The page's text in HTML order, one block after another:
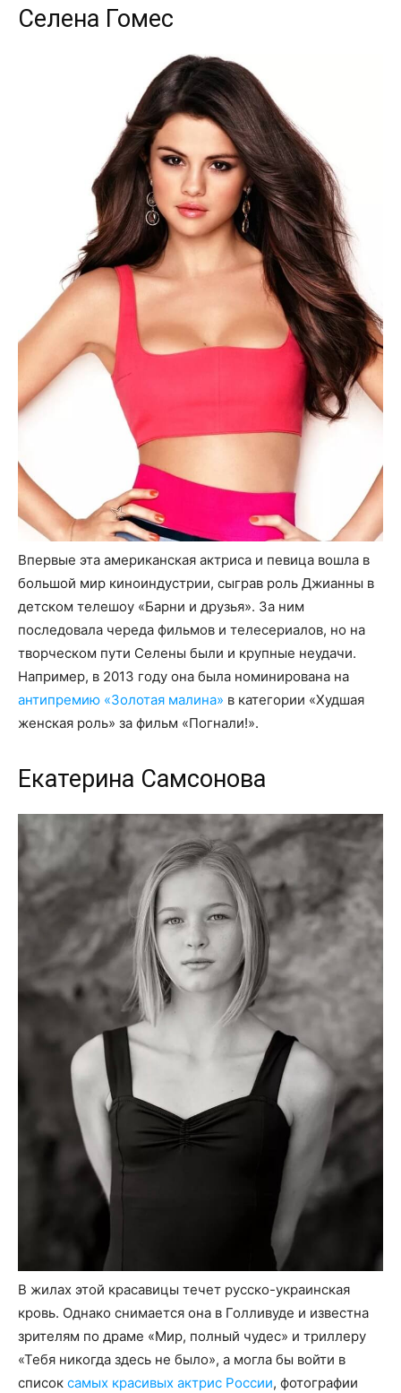
Селена Гомес
Впервые эта американская актриса и певица вошла в
большой мир киноиндустрии, сыграв роль Джианны в
детском телешоу «Барни и друзья». За ним
последовала череда фильмов и телесериалов, но на
творческом пути Селены были и крупные неудачи.
Например, в 2013 году она была номинирована на
антипремию «Золотая малина» в категории «Худшая
женская роль» за фильм «Погнали!».
Екатерина Самсонова
В жилах этой красавицы течет русско-украинская
кровь. Однако снимается она в Голливуде и известна
зрителям по драме «Мир, полный чудес» и триллеру
«Тебя никогда здесь не было», а могла бы войти в
список самых красивых актрис России, фотографии